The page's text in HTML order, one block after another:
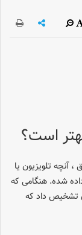
است؟
، آنچه تلویزیون یا
شده. هنگامی که
تشخیص داد که